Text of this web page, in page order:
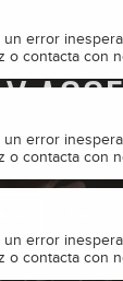
error
o contacta con
error
o contacta con
error
o contacta con